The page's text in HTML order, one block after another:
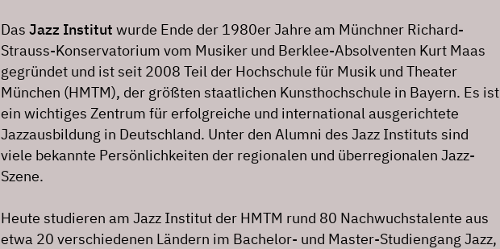
Das Jazz Institut wurde Ende der 1980er Jahre am Münchner Richard-
Strauss-Konservatorium vom Musiker und Berklee-Absolventen Kurt Maas
gegründet und ist seit 2008 Teil der Hochschule für Musik und Theater
München (HMTM), der größten staatlichen Kunsthochschule in Bayern. Es ist
ein wichtiges Zentrum für erfolgreiche und international ausgerichtete
Jazzausbildung in Deutschland. Unter den Alumni des Jazz Instituts sind
viele bekannte Persönlichkeiten der regionalen und überregionalen Jazz-
Szene.
Heute studieren am Jazz Institut der HMTM rund 80 Nachwuchstalente aus
etwa 20 verschiedenen Ländern im Bachelor- und Master-Studiengang Jazz,